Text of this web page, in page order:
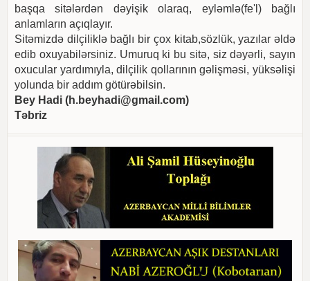
başqa sitələrdən dəyişik olaraq, eyləmlə(fe'l) bağlı
anlamların açıqlayır.
Sitəmizdə dilçiliklə bağlı bir çox kitab,sözlük, yazılar əldə
edib oxuyabilərsiniz. Umuruq ki bu sitə, siz dəyərli, sayın
oxucular yardımıyla, dilçilik qollarının gəlişməsi, yüksəlişi
yolunda bir addım götürəbilsin.
Bey Hadi (h.beyhadi@gmail.com)
Təbriz